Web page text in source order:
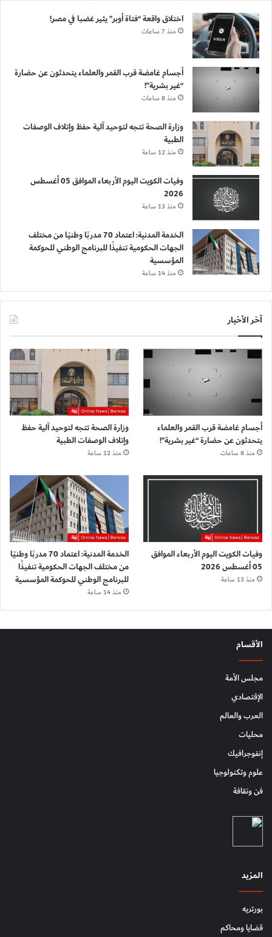
اختلاق واقعة “فتاة أوبر” يثير غضبا في مصر!
منذ 7 ساعات
أجسام غامضة قرب القمر والعلماء يتحدثون عن حضارة
“غير بشرية”!
منذ 8 ساعات
وزارة الصحة تتجه لتوحيد آلية حفظ وإتلاف الوصفات
الطبية
منذ 12 ساعة
وفيات الكويت اليوم الأربعاء الموافق 05 أغسطس
2026
منذ 13 ساعة
الخدمة المدنية: اعتماد 70 مدربًا وطنيًا من مختلف
الجهات الحكومية تنفيذًا للبرنامج الوطني للحوكمة
المؤسسية
منذ 14 ساعة
آخر الأخبار
أجسام غامضة قرب القمر والعلماء
يتحدثون عن حضارة “غير بشرية”!
منذ 8 ساعات
وزارة الصحة تتجه لتوحيد آلية حفظ
وإتلاف الوصفات الطبية
منذ 12 ساعة
وفيات الكويت اليوم الأربعاء الموافق
05 أغسطس 2026
منذ 13 ساعة
الخدمة المدنية: اعتماد 70 مدربًا وطنيًا
من مختلف الجهات الحكومية تنفيذًا
للبرنامج الوطني للحوكمة المؤسسية
منذ 14 ساعة
الأقسام
مجلس الأمة
الإقتصادي
العرب والعالم
محليات
إنفوجرافيك
علوم وتكنولوجيا
فن وثقافة
المزيد
بورتريه
قضايا ومحاكم